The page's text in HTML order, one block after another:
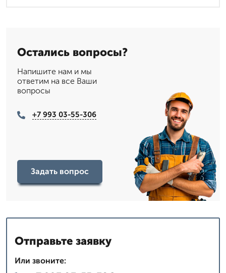
Остались вопросы?
Напишите нам и мы
ответим на все Ваши
вопросы
+7 993 03-55-306
Задать вопрос
Отправьте заявку
Или звоните: